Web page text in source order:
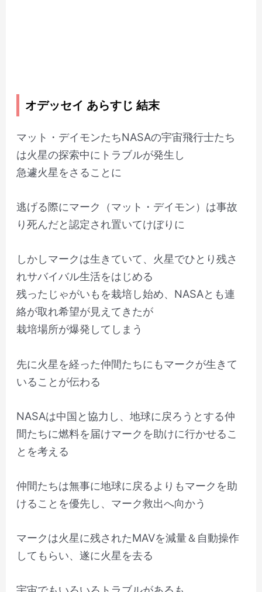
オデッセイ あらすじ 結末
マット・デイモンたちNASAの宇宙飛行士たち
は火星の探索中にトラブルが発生し
急遽火星をさることに
逃げる際にマーク（マット・デイモン）は事故
り死んだと認定され置いてけぼりに
しかしマークは生きていて、火星でひとり残さ
れサバイバル生活をはじめる
残ったじゃがいもを栽培し始め、NASAとも連
絡が取れ希望が見えてきたが
栽培場所が爆発してしまう
先に火星を経った仲間たちにもマークが生きて
いることが伝わる
NASAは中国と協力し、地球に戻ろうとする仲
間たちに燃料を届けマークを助けに行かせるこ
とを考える
仲間たちは無事に地球に戻るよりもマークを助
けることを優先し、マーク救出へ向かう
マークは火星に残されたMAVを減量＆自動操作
してもらい、遂に火星を去る